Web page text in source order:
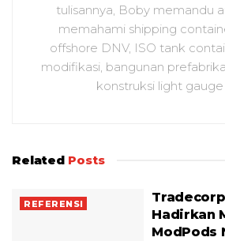
tulisannya, Boby memandu
memahami shipping
offshore DNV, ISO tank
modifikasi, bangunan
konstruksi light
Related Posts
REFERENSI
Hadirkan
ModPods